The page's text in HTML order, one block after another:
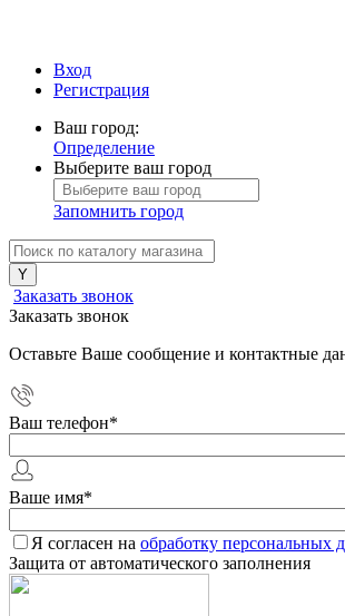
Вход
Регистрация
Ваш город:
Определение
Выберите ваш город
Запомнить город
Заказать звонок
Заказать звонок
Оставьте Ваше сообщение и контактные
Ваш телефон*
Ваше имя*
Я согласен на обработку персональных
Защита от автоматического заполнения